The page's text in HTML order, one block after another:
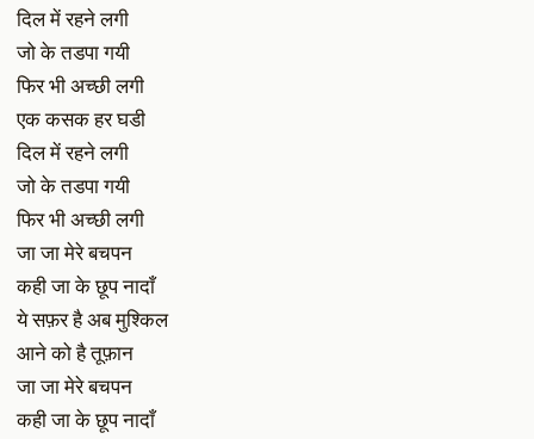
दिल में रहने लगी
जो के तडपा गयी
फिर भी अच्छी लगी
एक कसक हर घडी
दिल में रहने लगी
जो के तडपा गयी
फिर भी अच्छी लगी
जा जा मेरे बचपन
कही जा के छूप नादाँ
ये सफ़र है अब मुश्किल
आने को है तूफ़ान
जा जा मेरे बचपन
कही जा के छूप नादाँ